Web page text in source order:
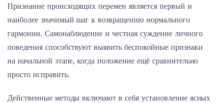
Признание происходящих перемен является первый и
наиболее значимый шаг к возвращению нормального
гармонии. Самонаблюдение и честная суждение личного
поведения способствуют выявить беспокойные признаки
на начальной этапе, когда положение ещё сравнительно
просто исправить.
Действенные методы включают в себя установление ясных